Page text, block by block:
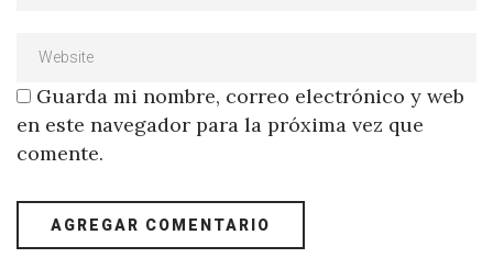
Guarda mi nombre, correo electrónico y web
en este navegador para la próxima vez que
comente.